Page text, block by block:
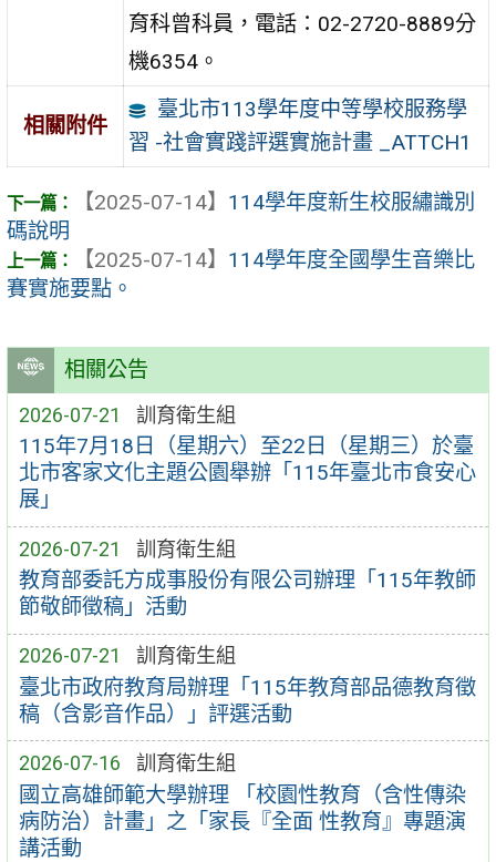
相關公告
2026-07-21 訓育衛生組
115年7月18日（星期六）至22日（星期三）於臺
北市客家文化主題公園舉辦「115年臺北市食安心
展」
2026-07-21 訓育衛生組
教育部委託方成事股份有限公司辦理「115年教師
節敬師徵稿」活動
2026-07-21 訓育衛生組
臺北市政府教育局辦理「115年教育部品德教育徵
稿（含影音作品）」評選活動
2026-07-16 訓育衛生組
國立高雄師範大學辦理 「校園性教育（含性傳染
病防治）計畫」之「家長『全面 性教育』專題演
講活動
育科曾科員，電話：02-2720-8889分
機6354。
相關附件
臺北市113學年度中等學校服務學
習 -社會實踐評選實施計畫 _ATTCH1
【2025-07-14】 114學年度新生校服繡識別
碼說明
【2025-07-14】 114學年度全國學生音樂比
賽實施要點。